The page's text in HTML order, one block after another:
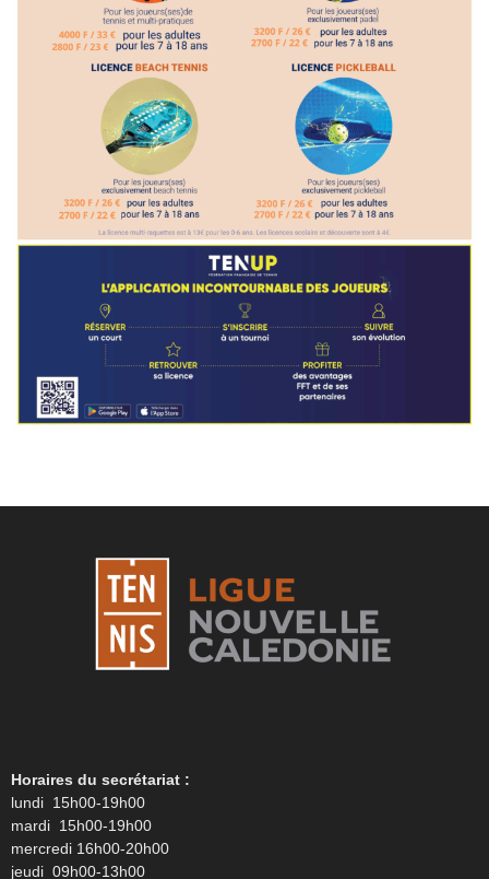
Horaires du secrétariat :
lundi 15h00-19h00
mardi 15h00-19h00
mercredi 16h00-20h00
jeudi 09h00-13h00